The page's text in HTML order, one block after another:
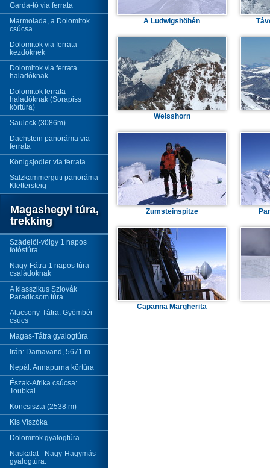
Garda-tó via ferrata
Marmolada, a Dolomitok
csúcsa
Dolomitok via ferrata
kezdőknek
Dolomitok via ferrata
haladóknak
Dolomitok ferrata
haladóknak (Sorapiss
körtúra)
Sauleck (3086m)
Dachstein panoráma via
ferrata
Königsjodler via ferrata
Salzkammerguti panoráma
Klettersteig
Magashegyi túra,
trekking
Szádelői-völgy 1 napos
fotóstúra
Nagy-Fátra 1 napos túra
családoknak
A klasszikus Szlovák
Paradicsom túra
Alacsony-Tátra: Gyömbér-
csúcs
Magas-Tátra gyalogtúra
Irán: Damavand, 5671 m
Nepál: Annapurna körtúra
Észak-Afrika csúcsa:
Toubkal
Koncsiszta (2538 m)
Kis Viszóka
Dolomitok gyalogtúra
Naskalat - Nagy-Hagymás
gyalogtúra.
A Ludwigshöhén
Weisshorn
Zumsteinspitze
Capanna Margherita